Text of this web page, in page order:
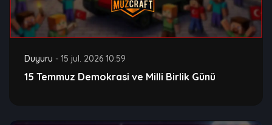
Duyuru - 15 jul. 2026 10:59
15 Temmuz Demokrasi ve Milli Birlik Günü